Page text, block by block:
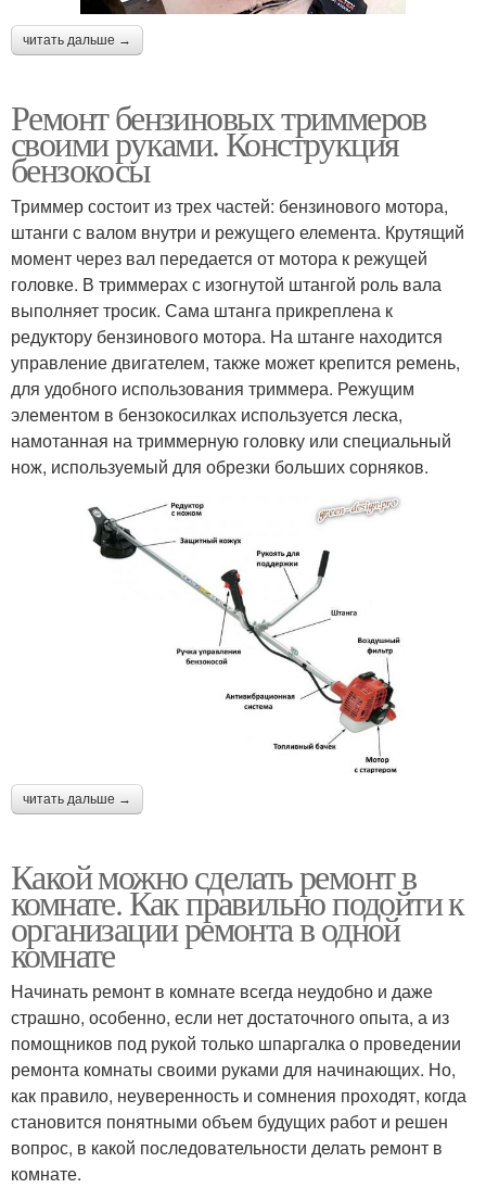
читать дальше →
Ремонт бензиновых триммеров
своими руками. Конструкция
бензокосы
Триммер состоит из трех частей: бензинового мотора,
штанги с валом внутри и режущего елемента. Крутящий
момент через вал передается от мотора к режущей
головке. В триммерах с изогнутой штангой роль вала
выполняет тросик. Сама штанга прикреплена к
редуктору бензинового мотора. На штанге находится
управление двигателем, также может крепится ремень,
для удобного использования триммера. Режущим
элементом в бензокосилках используется леска,
намотанная на триммерную головку или специальный
нож, используемый для обрезки больших сорняков.
читать дальше →
Какой можно сделать ремонт в
комнате. Как правильно подойти к
организации ремонта в одной
комнате
Начинать ремонт в комнате всегда неудобно и даже
страшно, особенно, если нет достаточного опыта, а из
помощников под рукой только шпаргалка о проведении
ремонта комнаты своими руками для начинающих. Но,
как правило, неуверенность и сомнения проходят, когда
становится понятными объем будущих работ и решен
вопрос, в какой последовательности делать ремонт в
комнате.